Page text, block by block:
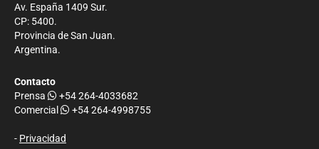
Av. España 1409 Sur.
CP: 5400.
Provincia de San Juan.
Argentina.
Contacto
Prensa
+54 264-4033682
Comercial
+54 264-4998755
- Privacidad